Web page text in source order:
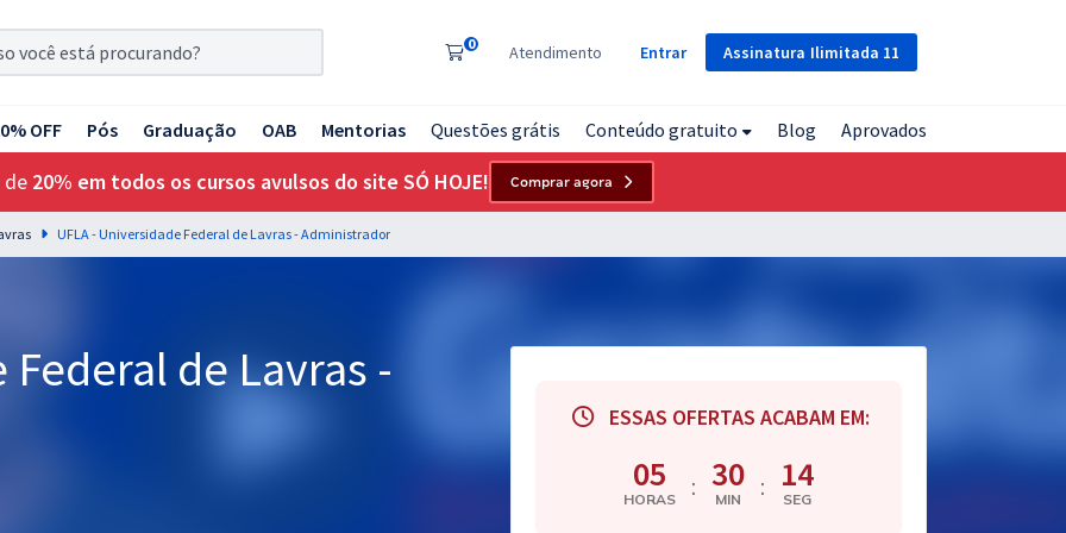
Assinatura Ilimitada 11
0 Atendimento Entrar
OFF Pós Graduação OAB Mentorias Questões grátis Conteúdo gratuito Blog Aprovados
de 20% em todos os cursos avulsos do site SÓ HOJE! Comprar agora
UFLA - Universidade Federal de Lavras - Administrador
de Lavras -
ESSAS OFERTAS ACABAM EM:
05
HORAS : 30
MIN : 13
SEG